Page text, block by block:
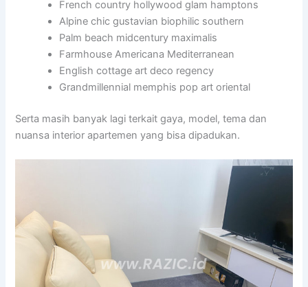
French country hollywood glam hamptons
Alpine chic gustavian biophilic southern
Palm beach midcentury maximalis
Farmhouse Americana Mediterranean
English cottage art deco regency
Grandmillennial memphis pop art oriental
Serta masih banyak lagi terkait gaya, model, tema dan
nuansa interior apartemen yang bisa dipadukan.